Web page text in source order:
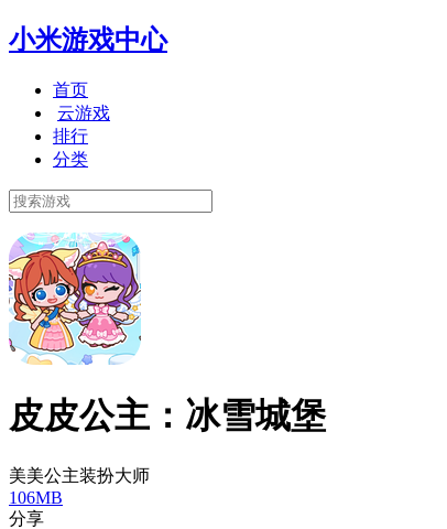
小米游戏中心
首页
云游戏
排行
分类
皮皮公主：冰雪城堡
美美公主装扮大师
106MB
分享